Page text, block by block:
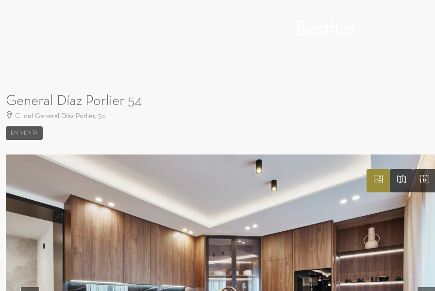
General Díaz Porlier 54
C. del General Díaz Porlier, 54
EN VENTA